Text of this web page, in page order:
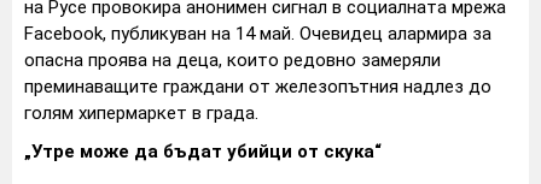
на Русе провокира анонимен сигнал в социалната мрежа
Facebook, публикуван на 14 май. Очевидец алармира за
опасна проява на деца, които редовно замеряли
преминаващите граждани от железопътния надлез до
голям хипермаркет в града.
„Утре може да бъдат убийци от скука“